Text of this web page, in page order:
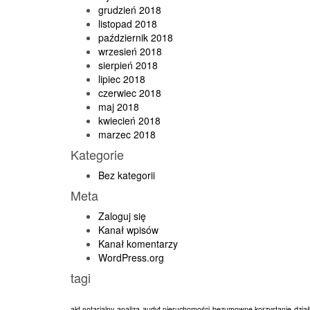
grudzień 2018
listopad 2018
październik 2018
wrzesień 2018
sierpień 2018
lipiec 2018
czerwiec 2018
maj 2018
kwiecień 2018
marzec 2018
Kategorie
Bez kategorii
Meta
Zaloguj się
Kanał wpisów
Kanał komentarzy
WordPress.org
tagi